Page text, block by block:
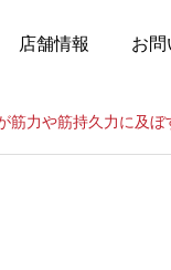
店舗情報 お問
筋力や筋持久力に及ぼ